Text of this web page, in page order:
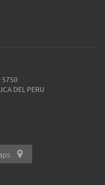
5750
DEL PERU